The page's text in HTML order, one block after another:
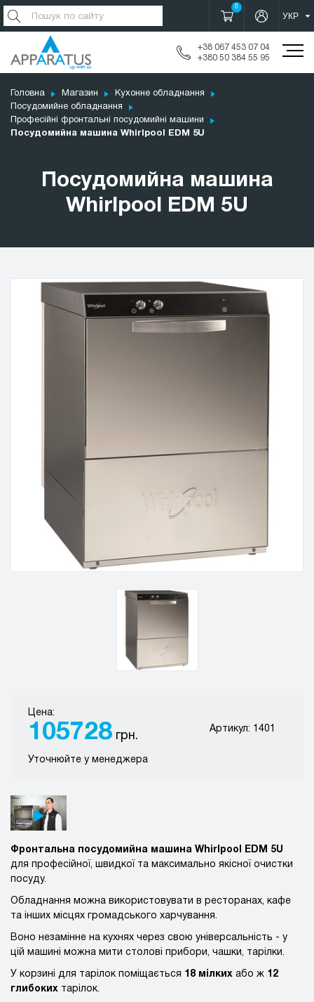
0
+38 067 453 07 04
+380 50 384 55 95
Головна Магазин
Кухонне обладнання
Посудомийне обладнання
Професійні фронтальні посудомийні машини
Посудомийна машина Whirlpool EDM 5U
Посудомийна машина
Whirlpool EDM 5U
Цена:
105728 грн.
Артикул: 1401
Уточнюйте у менеджера
Фронтальна посудомийна машина Whirlpool EDM 5U
для професійної, швидкої та максимально якісної очистки
посуду.
Обладнання можна використовувати в ресторанах, кафе
та інших місцях громадського харчування.
Воно незамінне на кухнях через свою універсальність - у
цій машині можна мити столові прибори, чашки, тарілки.
У корзині для тарілок поміщається 18 мілких або ж 12
глибоких тарілок.